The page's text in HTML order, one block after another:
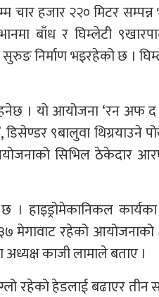
हजार २२० मिटर
बाँध र घिम्लेटी
निर्माण भइरहेको छ ।
। यो आयोजना ‘रन अफ द
डिसेण्डर ९बालुवा थिग्रयाउने
सिभिल ठेकेदार
हाइड्रोमेकानिकल
मेगावाट रहेको आयोजनाको
काजी लामाले बताए ।
रहेको हेडलाई बढाएर